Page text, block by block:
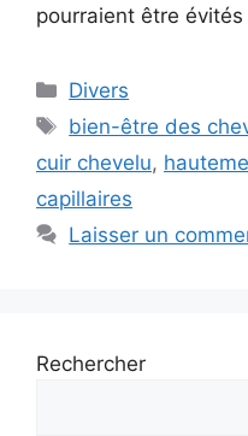
pourraient être
Catégories
Divers
Étiquettes
bien-être des
cuir chevelu,
capillaires
Laisser un
Rechercher